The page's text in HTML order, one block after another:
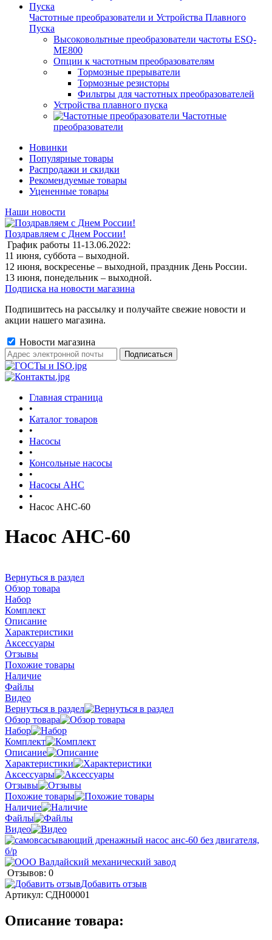
Частотные преобразователи и Устройства Плавного
Пуска
Высоковольтные преобразователи частоты ESQ-
ME800
Опции к частотным преобразователям
Тормозные прерыватели
Тормозные резисторы
Фильтры для частотных преобразователей
Устройства плавного пуска
Частотные
преобразователи
Новинки
Популярные товары
Распродажи и скидки
Рекомендуемые товары
Уцененные товары
Наши новости
Поздравляем с Днем России!
График работы 11-13.06.2022:
11 июня, суббота – выходной.
12 июня, воскресенье – выходной, праздник День России.
13 июня, понедельник – выходной.
Подписка на новости магазина
Подпишитесь на рассылку и получайте свежие новости и
акции нашего магазина.
Новости магазина
Главная страница
•
Каталог товаров
•
Насосы
•
Консольные насосы
•
Насосы АНС
•
Насос АНС-60
Насос АНС-60
Вернуться в раздел
Обзор товара
Набор
Комплект
Описание
Характеристики
Аксессуары
Отзывы
Похожие товары
Наличие
Файлы
Видео
Вернуться в раздел
Обзор товара
Набор
Комплект
Описание
Характеристики
Аксессуары
Отзывы
Похожие товары
Наличие
Файлы
Видео
Отзывов: 0
Добавить отзыв
Артикул: СДН00001
Описание товара: